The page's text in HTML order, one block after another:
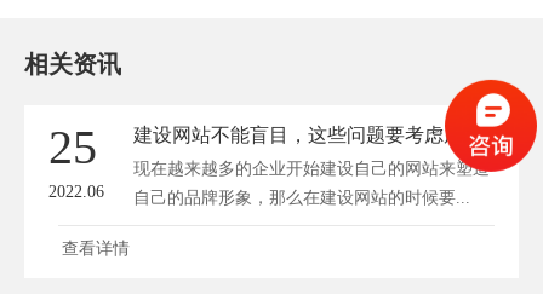
相关资讯
25
2022.06
建设网站不能盲目，这些问题要考虑周到！
现在越来越多的企业开始建设自己的网站来塑造
自己的品牌形象，那么在建设网站的时候要...
查看详情